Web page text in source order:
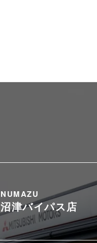
NUMAZU
沼津バイパス店